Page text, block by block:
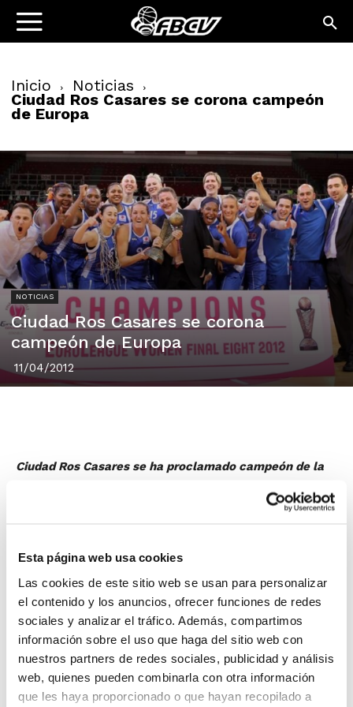
Esta página web usa cookies
Las cookies de este sitio web se usan para personalizar
el contenido y los anuncios, ofrecer funciones de redes
sociales y analizar el tráfico. Además, compartimos
información sobre el uso que haga del sitio web con
nuestros partners de redes sociales, publicidad y análisis
web, quienes pueden combinarla con otra información
que les haya proporcionado o que hayan recopilado a
Inicio Noticias
Ciudad Ros Casares se corona campeón
de Europa
NOTICIAS
Ciudad Ros Casares se corona
campeón de Europa
11/04/2012
Ciudad Ros Casares se ha proclamado campeón de la
Rivas Ecópolis, que luchó hasta los últimos instantes
vencedor de la Final Eight y se lleva el título de
campeón de Europa a Valencia, con Sancho Lyttle
como mejor jugadora del Ros en una Final histórica por
ser la primera vez en la que se enfrentan dos equipos
La Final que da el cetro al nuevo campeón